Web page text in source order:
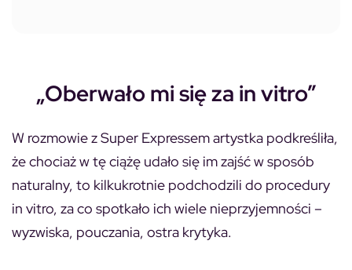
„Oberwało mi się za in vitro”
W rozmowie z Super Expressem artystka podkreśliła,
że chociaż w tę ciążę udało się im zajść w sposób
naturalny, to kilkukrotnie podchodzili do procedury
in vitro, za co spotkało ich wiele nieprzyjemności –
wyzwiska, pouczania, ostra krytyka.